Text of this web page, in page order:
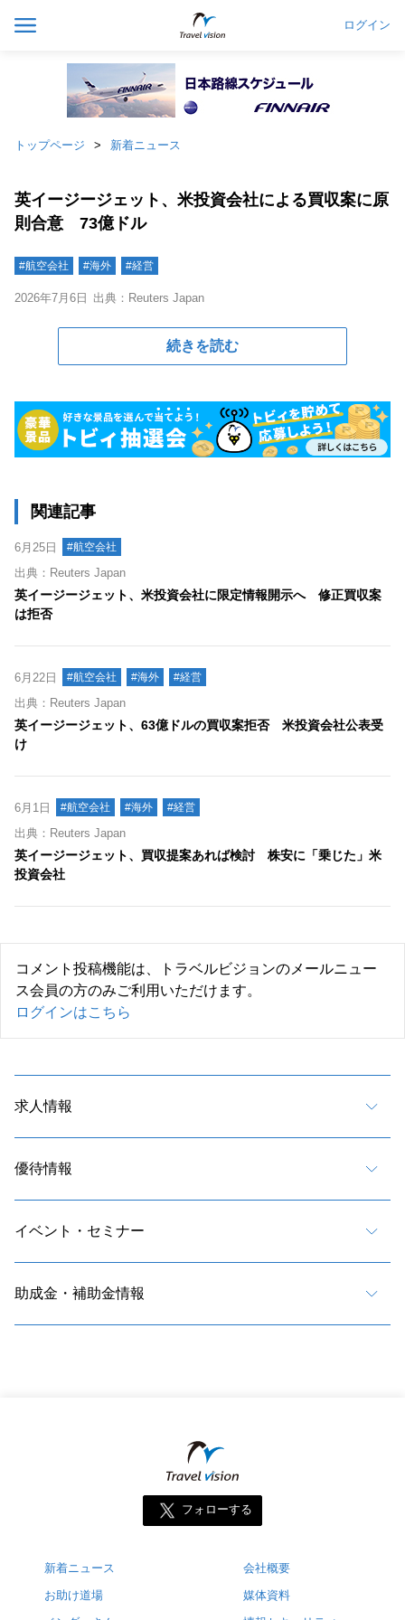
ログイン
トップページ 新着ニュース
英イージージェット、米投資会社による買収案に原
則合意 73億ドル
#航空会社 #海外 #経営
2026年7月6日 出典：Reuters Japan
続きを読む
関連記事
6月25日 #航空会社
出典：Reuters Japan
英イージージェット、米投資会社に限定情報開示へ 修正買収案
は拒否
6月22日 #航空会社 #海外 #経営
出典：Reuters Japan
英イージージェット、63億ドルの買収案拒否 米投資会社公表受
け
6月1日 #航空会社 #海外 #経営
出典：Reuters Japan
英イージージェット、買収提案あれば検討 株安に「乗じた」米
投資会社
コメント投稿機能は、トラベルビジョンのメールニュー
ス会員の方のみご利用いただけます。
ログインはこちら
求人情報
優待情報
イベント・セミナー
助成金・補助金情報
フォローする
新着ニュース
お助け道場
会社概要
媒体資料